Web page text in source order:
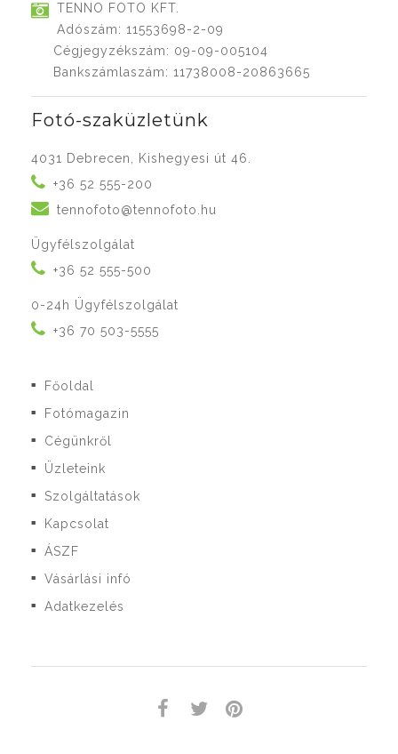
TENNO FOTO KFT.
Adószám: 11553698-2-09
Cégjegyzékszám: 09-09-005104
Bankszámlaszám: 11738008-20863665
Fotó-szaküzletünk
4031 Debrecen, Kishegyesi út 46.
+36 52 555-200
tennofoto@tennofoto.hu
Ügyfélszolgálat
+36 52 555-500
0-24h Ügyfélszolgálat
+36 70 503-5555
■ Főoldal
■ Fotómagazin
■ Cégünkről
■ Üzleteink
■ Szolgáltatások
■ Kapcsolat
■ ÁSZF
■ Vásárlási infó
■ Adatkezelés